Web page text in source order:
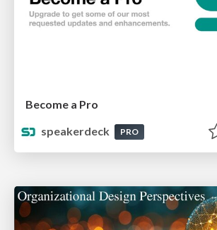
Become a Pro
speakerdeck
PRO